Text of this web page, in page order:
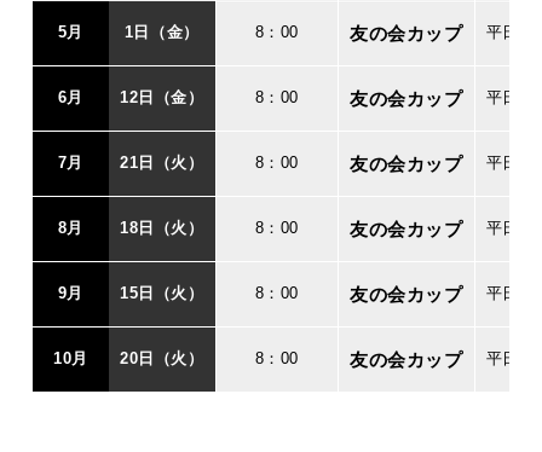
5月 1日（金） 8：00 友の会カップ 平日友
6月 12日（金） 8：00 友の会カップ 平日友
7月 21日（火） 8：00 友の会カップ 平日友
8月 18日（火） 8：00 友の会カップ 平日友
9月 15日（火） 8：00 友の会カップ 平日友
10月 20日（火） 8：00 友の会カップ 平日友